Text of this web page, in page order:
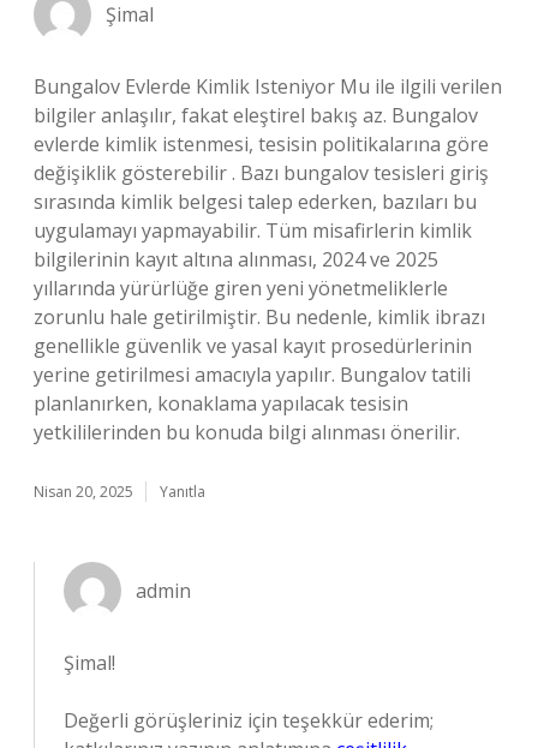
Şimal
Bungalov Evlerde Kimlik Isteniyor Mu ile ilgili verilen
bilgiler anlaşılır, fakat eleştirel bakış az. Bungalov
evlerde kimlik istenmesi, tesisin politikalarına göre
değişiklik gösterebilir . Bazı bungalov tesisleri giriş
sırasında kimlik belgesi talep ederken, bazıları bu
uygulamayı yapmayabilir. Tüm misafirlerin kimlik
bilgilerinin kayıt altına alınması, 2024 ve 2025
yıllarında yürürlüğe giren yeni yönetmeliklerle
zorunlu hale getirilmiştir. Bu nedenle, kimlik ibrazı
genellikle güvenlik ve yasal kayıt prosedürlerinin
yerine getirilmesi amacıyla yapılır. Bungalov tatili
planlanırken, konaklama yapılacak tesisin
yetkililerinden bu konuda bilgi alınması önerilir.
Nisan 20, 2025 Yanıtla
admin
Şimal!
Değerli görüşleriniz için teşekkür ederim;